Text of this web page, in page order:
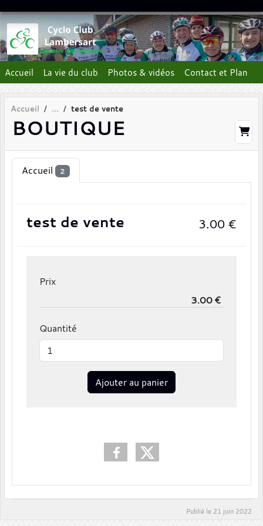
Accueil La vie du club Photos & vidéos Contact et Plan
Accueil test de vente
BOUTIQUE
Accueil 2
test de vente 3.00 €
Prix
Quantité
Ajouter au panier
Publié le 21 juin 2022